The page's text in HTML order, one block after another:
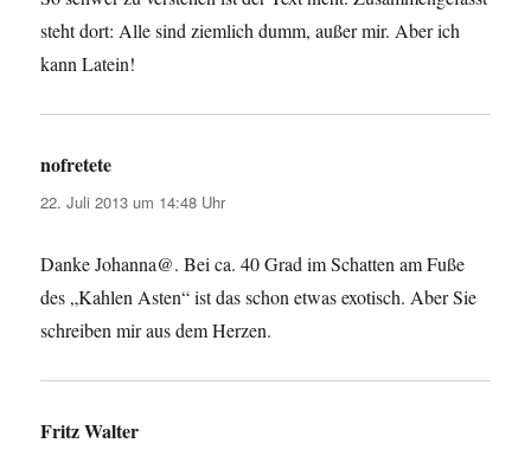
steht dort: Alle sind ziemlich dumm, außer mir. Aber ich
kann Latein!
nofretete
22. Juli 2013 um 14:48 Uhr
Danke Johanna@. Bei ca. 40 Grad im Schatten am Fuße
des „Kahlen Asten“ ist das schon etwas exotisch. Aber Sie
schreiben mir aus dem Herzen.
Fritz Walter